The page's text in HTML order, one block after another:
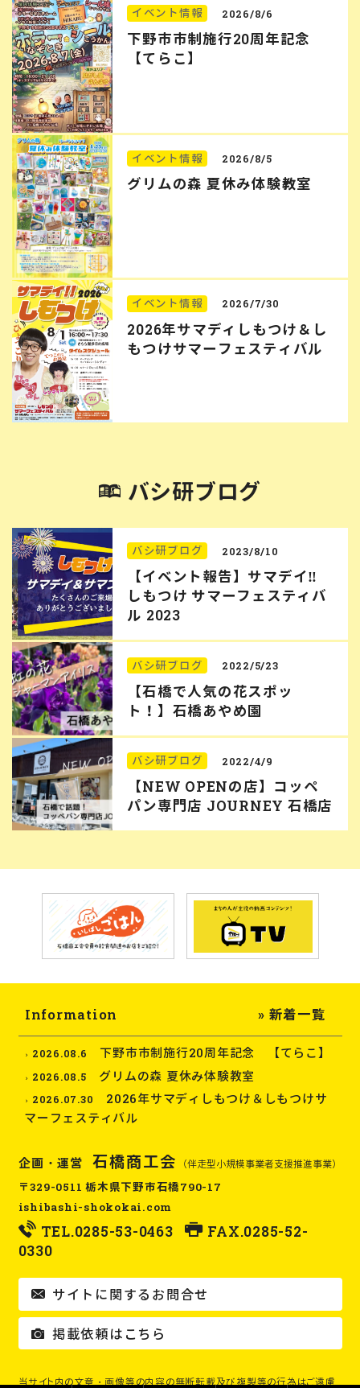
イベント情報 2026/8/6
下野市市制施行20周年記念
【てらこ】
イベント情報 2026/8/5
グリムの森 夏休み体験教室
イベント情報 2026/7/30
2026年サマディしもつけ＆し
もつけサマーフェスティバル
バシ研ブログ
バシ研ブログ 2023/8/10
【イベント報告】サマデイ‼︎
しもつけ サマーフェスティバ
ル 2023
バシ研ブログ 2022/5/23
【石橋で人気の花スポッ
ト！】石橋あやめ園
バシ研ブログ 2022/4/9
【NEW OPENの店】コッペ
パン専門店 JOURNEY 石橋店
Information » 新着一覧
2026.08.6 下野市市制施行20周年記念 【てらこ】
2026.08.5 グリムの森 夏休み体験教室
2026.07.30
2026年サマディしもつけ＆しもつけサ
マーフェスティバル
企画・運営 石橋商工会 （伴走型小規模事業者支援推進事業）
〒329-0511 栃木県下野市石橋790-17
ishibashi-shokokai.com
TEL.0285-53-0463
FAX.0285-52-
0330
サイトに関するお問合せ
掲載依頼はこちら
当サイト内の文章・画像等の内容の無断転載及び複製等の行為はご遠慮